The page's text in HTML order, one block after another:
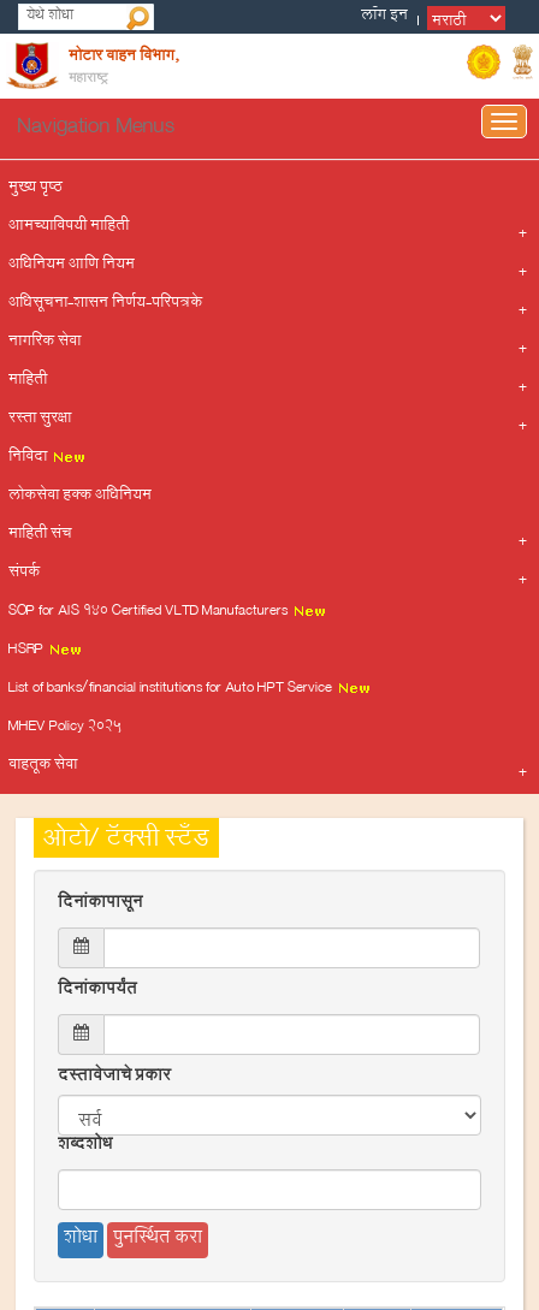
मोटार वाहन विभाग,
महाराष्ट्र
Navigation Menus
मुख्य पृष्ठ
आमच्याविषयी माहिती
अधिनियम आणि नियम
अधिसूचना-शासन निर्णय-परिपत्रके
नागरिक सेवा
माहिती
रस्ता सुरक्षा
निविदा
लोकसेवा हक्क अधिनियम
माहिती संच
संपर्क
SOP for AIS 140 Certified VLTD Manufacturers
HSRP
List of banks/financial institutions for Auto HPT Service
MHEV Policy 2025
वाहतूक सेवा
ओटो/ टॅक्सी स्टँड
दिनांकापासून
दिनांकापर्यंत
दस्तावेजाचे प्रकार
शब्दशोध